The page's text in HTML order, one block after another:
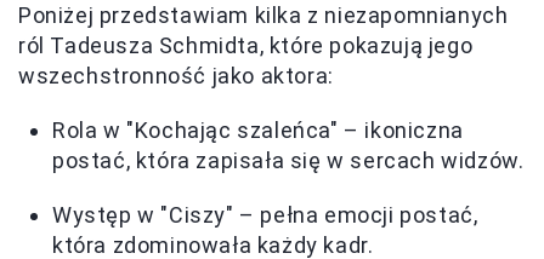
Poniżej przedstawiam kilka z niezapomnianych
ról Tadeusza Schmidta, które pokazują jego
wszechstronność jako aktora:
Rola w "Kochając szaleńca" – ikoniczna
postać, która zapisała się w sercach widzów.
Występ w "Ciszy" – pełna emocji postać,
która zdominowała każdy kadr.